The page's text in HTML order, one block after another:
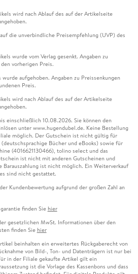
wird nach Ablauf des auf der Artikelseite
die unverbindliche Preisempfehlung (UVP) des
wurde vom Verlag gesenkt. Angaben zu
vorherigen Preis.
aufgehoben. Angaben zu Preissenkungen
Preis.
wird nach Ablauf des auf der Artikelseite
einschließlich 10.08.2026. Sie können den
unter www.hugendubel.de. Keine Bestellung
möglich. Der Gutschein ist nicht gültig für
Bücher und eBooks) sowie für
(4016621130466), tolino select und das
ist nicht mit anderen Gutscheinen und
Barauszahlung ist nicht möglich. Ein Weiterverkauf
sind nicht gestattet.
Kundenbewertung aufgrund der großen Zahl an
finden Sie hier
gesetzlichen MwSt. Informationen über den
finden Sie hier
beinhalten ein erweitertes Rückgaberecht von
von Bild-, Ton- und Datenträgern ist nur bei
in der Filiale gekaufte Artikel gilt ein
ist die Vorlage des Kassenbons und dass